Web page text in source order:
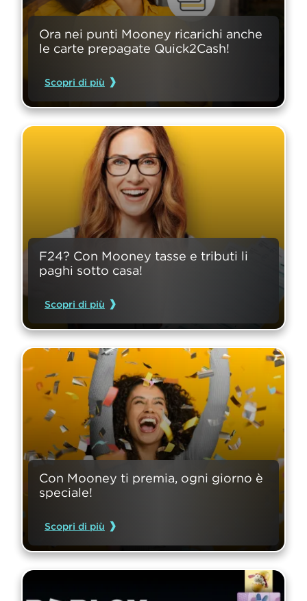
Ora nei punti Mooney ricarichi anche
le carte prepagate Quick2Cash!
Scopri di più
F24? Con Mooney tasse e tributi li
paghi sotto casa!
Scopri di più
Con Mooney ti premia, ogni giorno è
speciale!
Scopri di più